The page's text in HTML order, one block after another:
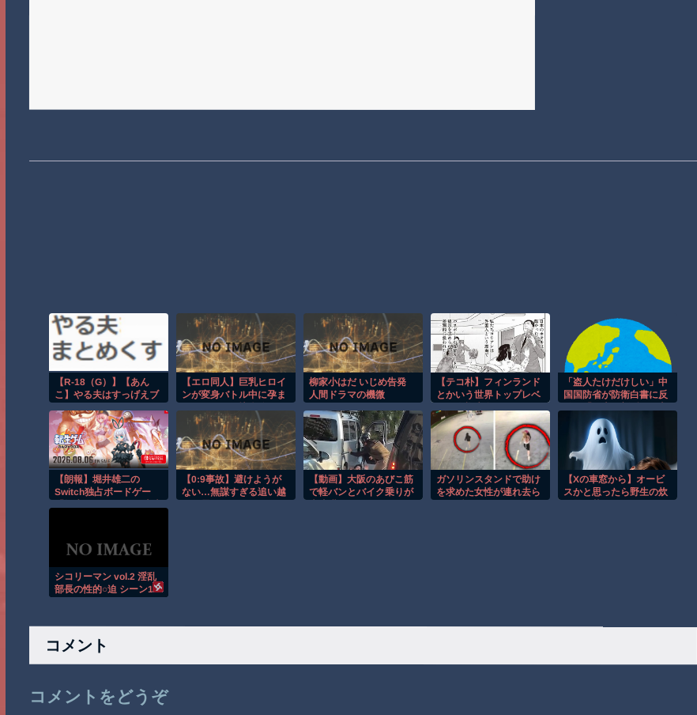
【R-18（G）】【あん
こ】やる夫はすっげえブ
です【活&#20448;
傳】 第３話
【エロ同人】巨乳ヒロイ
ンが変身バトル中に孕ま
トルｗ
柳家小はだ いじめ告発
人間ドラマの機微
【テコ朴】フィンランド
とかいう世界トップレベ
「盗人たけだけしい」中
国国防省が防衛白書に反
義」と批判 [8/6]
【朗報】堀井雄二の
Switch独占ボードゲー
【0:9事故】避けようが
ない…無謀すぎる追い越
【動画】大阪のあびこ筋
で軽バンとバイク乗りが
ガソリンスタンドで助け
を求めた女性が連れ去ら
【Xの車窓から】オービ
スかと思ったら野生の炊
シコリーマン vol.2 淫乱
部長の性的○迫 シーン1
コメント
コメントをどうぞ